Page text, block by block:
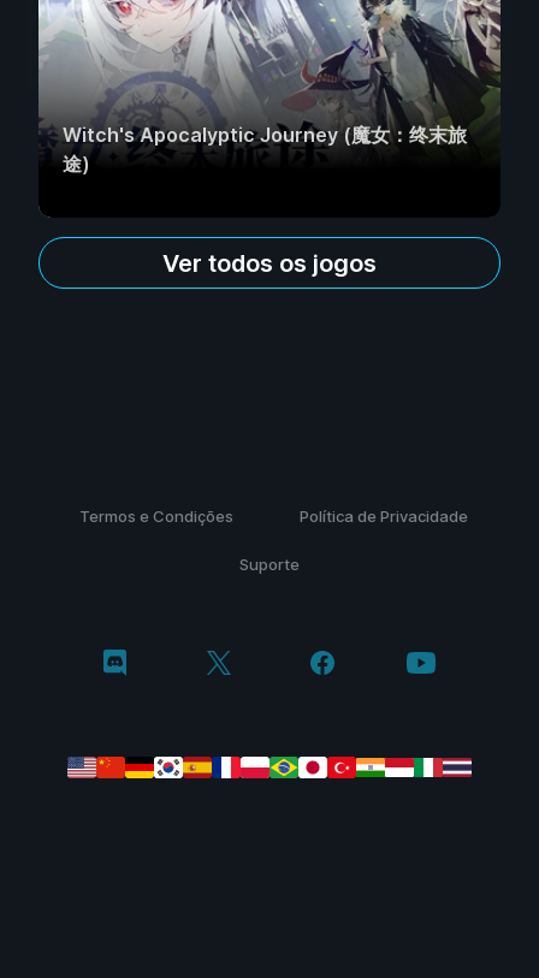
Witch's Apocalyptic Journey (魔女：终末旅
途)
Ver todos os jogos
Termos e Condições Política de Privacidade
Suporte